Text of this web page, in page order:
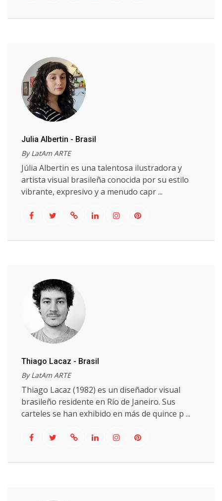
Julia Albertin - Brasil
By LatAm ARTE
Júlia Albertin es una talentosa ilustradora y
artista visual brasileña conocida por su estilo
vibrante, expresivo y a menudo capr ...
Thiago Lacaz - Brasil
By LatAm ARTE
Thiago Lacaz (1982) es un diseñador visual
brasileño residente en Río de Janeiro. Sus
carteles se han exhibido en más de quince p ...